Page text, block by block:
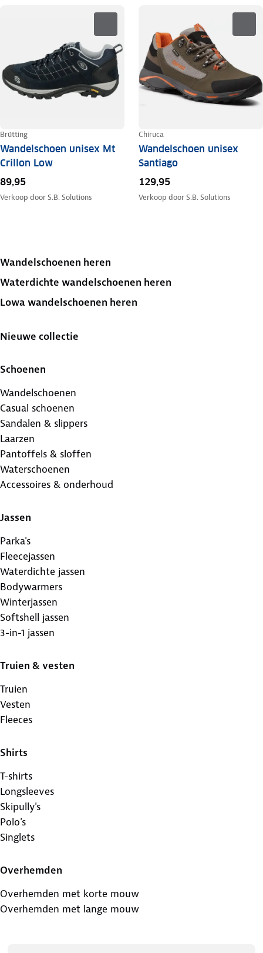
Brütting
Wandelschoen unisex Mt
Crillon Low
89,95
Verkoop doorS.B. Solutions
Chiruca
Wandelschoen unisex
Santiago
129,95
Verkoop doorS.B. Solutions
Wandelschoenen heren
Waterdichte wandelschoenen heren
Lowa wandelschoenen heren
Nieuwe collectie
Schoenen
Wandelschoenen
Casual schoenen
Sandalen & slippers
Laarzen
Pantoffels & sloffen
Waterschoenen
Accessoires & onderhoud
Jassen
Parka's
Fleecejassen
Waterdichte jassen
Bodywarmers
Winterjassen
Softshell jassen
3-in-1 jassen
Truien & vesten
Truien
Vesten
Fleeces
Shirts
T-shirts
Longsleeves
Skipully's
Polo's
Singlets
Overhemden
Overhemden met korte mouw
Overhemden met lange mouw